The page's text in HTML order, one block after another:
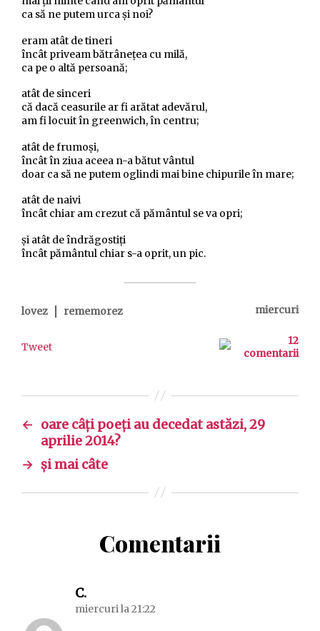
ca să ne putem urca și noi?
eram atât de tineri
încât priveam bătrânețea cu milă,
ca pe o altă persoană;
atât de sinceri
că dacă ceasurile ar fi arătat adevărul,
am fi locuit în greenwich, în centru;
atât de frumoși,
încât în ziua aceea n-a bătut vântul
doar ca să ne putem oglindi mai bine chipurile în mare;
atât de naivi
încât chiar am crezut că pământul se va opri;
și atât de îndrăgostiți
încât pământul chiar s-a oprit, un pic.
lovez rememorez miercuri
Tweet
12
comentarii
← oare câți poeți au decedat astăzi, 29
aprilie 2014?
→ și mai câte
Comentarii
C.spune:
miercuri la 21:22